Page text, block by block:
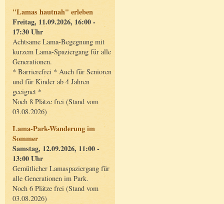
"Lamas hautnah" erleben
Freitag, 11.09.2026, 16:00 -
17:30 Uhr
Achtsame Lama-Begegnung mit
kurzem Lama-Spaziergang für alle
Generationen.
* Barrierefrei * Auch für Senioren
und für Kinder ab 4 Jahren
geeignet *
Noch 8 Plätze frei (Stand vom
03.08.2026)
Lama-Park-Wanderung im
Sommer
Samstag, 12.09.2026, 11:00 -
13:00 Uhr
Gemütlicher Lamaspaziergang für
alle Generationen im Park.
Noch 6 Plätze frei (Stand vom
03.08.2026)